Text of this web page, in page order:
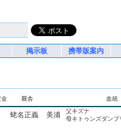
掲示板 携帯版案内
金 厩舎 血統
蛯名正義 美浦
父キズナ
母キトゥンズダンプ